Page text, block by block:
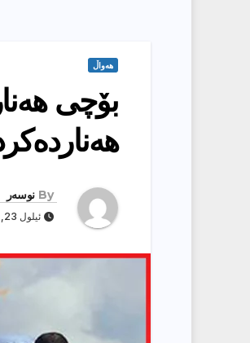
هەواڵ
بۆچی
By نوسەر
ئیلول 23, 2025